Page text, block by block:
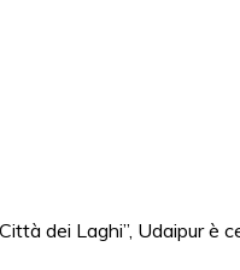
dei Laghi”, Udaipur è